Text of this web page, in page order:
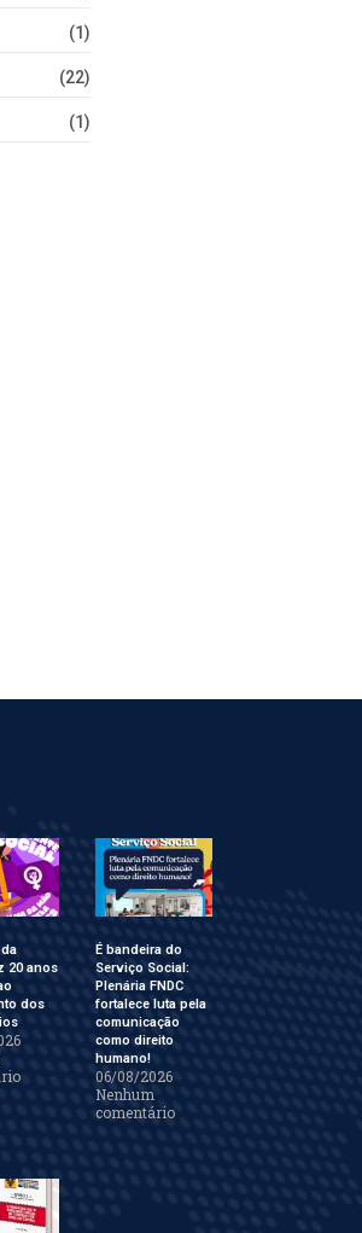
(1)
(22)
(1)
20 anos
dos
É bandeira do
Serviço Social:
Plenária FNDC
fortalece luta pela
comunicação
como direito
humano!
06/08/2026
Nenhum
comentário